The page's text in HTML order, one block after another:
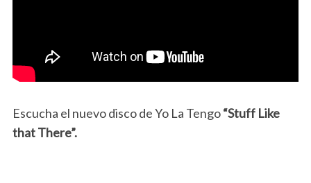
Escucha el nuevo disco de Yo La Tengo“Stuff Like
that There”.